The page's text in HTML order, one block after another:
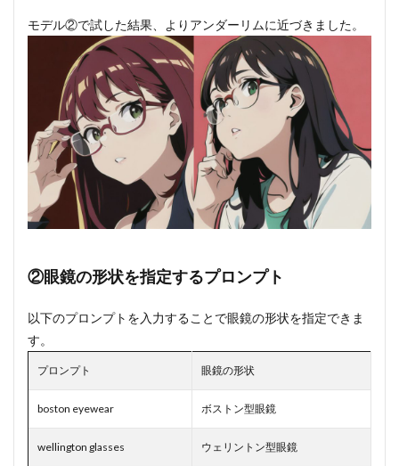
モデル②で試した結果、よりアンダーリムに近づきました。
②眼鏡の形状を指定するプロンプト
以下のプロンプトを入力することで眼鏡の形状を指定できま
す。
プロンプト 眼鏡の形状
boston eyewear ボストン型眼鏡
wellington glasses ウェリントン型眼鏡